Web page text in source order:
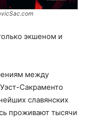
экшеном и
между
Сакраменто
славянских
проживают тысячи